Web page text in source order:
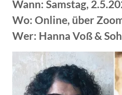
Wann: Samstag,
Wo: Online, über
Wer: Hanna Voß &